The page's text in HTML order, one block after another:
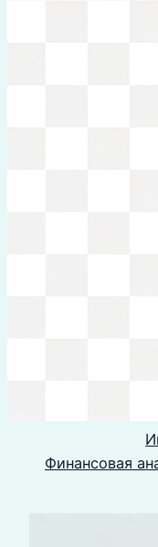
Финансовая